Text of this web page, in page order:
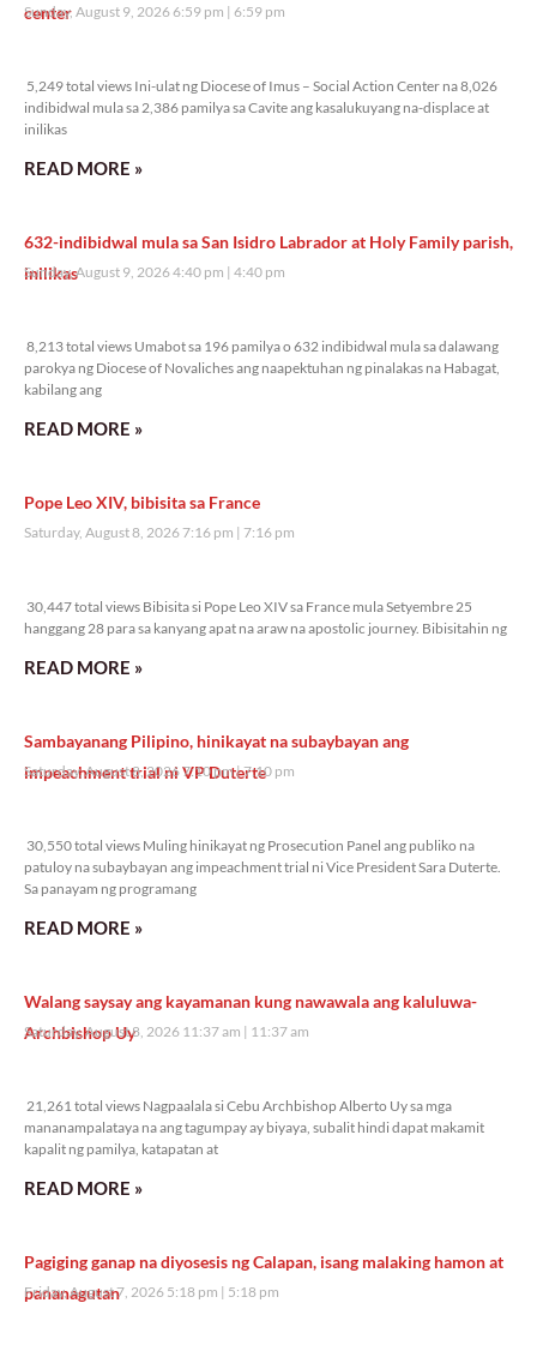
center
Sunday, August 9, 2026 6:59 pm 6:59 pm
5,249 total views Ini-ulat ng Diocese of Imus – Social Action Center na 8,026
indibidwal mula sa 2,386 pamilya sa Cavite ang kasalukuyang na-displace at
inilikas
READ MORE »
632-indibidwal mula sa San Isidro Labrador at Holy Family parish,
inilikas
Sunday, August 9, 2026 4:40 pm 4:40 pm
8,213 total views Umabot sa 196 pamilya o 632 indibidwal mula sa dalawang
parokya ng Diocese of Novaliches ang naapektuhan ng pinalakas na Habagat,
kabilang ang
READ MORE »
Pope Leo XIV, bibisita sa France
Saturday, August 8, 2026 7:16 pm 7:16 pm
30,447 total views Bibisita si Pope Leo XIV sa France mula Setyembre 25
hanggang 28 para sa kanyang apat na araw na apostolic journey. Bibisitahin ng
READ MORE »
Sambayanang Pilipino, hinikayat na subaybayan ang
impeachment trial ni VP Duterte
Saturday, August 8, 2026 7:10 pm 7:10 pm
30,550 total views Muling hinikayat ng Prosecution Panel ang publiko na
patuloy na subaybayan ang impeachment trial ni Vice President Sara Duterte.
Sa panayam ng programang
READ MORE »
Walang saysay ang kayamanan kung nawawala ang kaluluwa-
Archbishop Uy
Saturday, August 8, 2026 11:37 am 11:37 am
21,261 total views Nagpaalala si Cebu Archbishop Alberto Uy sa mga
mananampalataya na ang tagumpay ay biyaya, subalit hindi dapat makamit
kapalit ng pamilya, katapatan at
READ MORE »
Pagiging ganap na diyosesis ng Calapan, isang malaking hamon at
pananagutan
Friday, August 7, 2026 5:18 pm 5:18 pm